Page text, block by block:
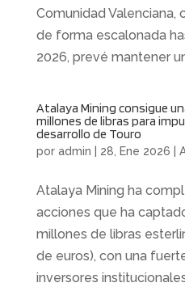
Comunidad Valenciana,
de forma escalonada
2026, prevé mantener
Atalaya Mining consigue
millones de libras para
desarrollo de Touro
por admin 28, Ene 2026
Atalaya Mining ha
acciones que ha
millones de libras
de euros), con una
inversores